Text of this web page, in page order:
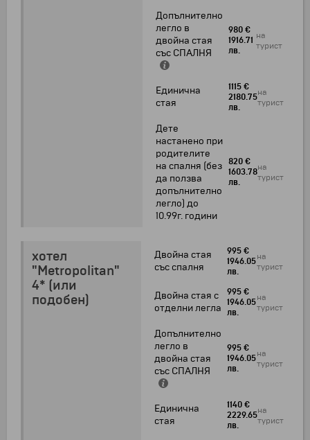
Допълнително
легло в
двойна стая
със СПАЛНЯ
980 €
1916.71
лв.
на
турист
Единична
стая
1115 €
2180.75
лв.
на
турист
Дете
настанено при
родителите
на спалня (без
да ползва
допълнително
легло) до
10.99г. години
820 €
1603.78
лв.
на
турист
хотел
"Metropolitan"
4* (или
подобен)
Двойна стая
със спалня
995 €
1946.05
лв.
на
турист
Двойна стая с
отделни легла
995 €
1946.05
лв.
на
турист
Допълнително
легло в
двойна стая
със СПАЛНЯ
995 €
1946.05
лв.
на
турист
Единична
стая
1140 €
2229.65
лв.
на
турист